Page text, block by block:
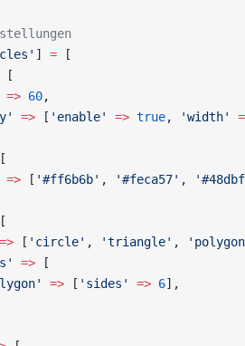
] = [
[
=> 60,
=> [ 'enable' => true, 'width'
[
=> [ '#ff6b6b' , '#feca57' ,
[
=> [ 'circle' , 'triangle' ,
=> [
=> [ 'sides' => 6],